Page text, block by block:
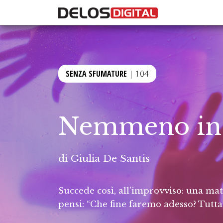
SENZA SFUMATURE | 104
Nemmeno
di Giulia De Santis
Succede così, all’improvviso: una
pensi: “Che fine faremo adesso?